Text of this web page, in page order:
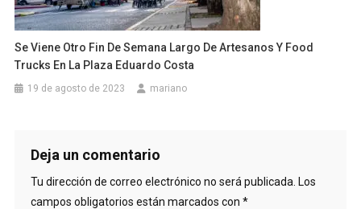
Se Viene Otro Fin De Semana Largo De Artesanos Y Food
Trucks En La Plaza Eduardo Costa
19 de agosto de 2023 mariano
Deja un comentario
Tu dirección de correo electrónico no será publicada. Los
campos obligatorios están marcados con *